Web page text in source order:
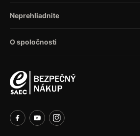
Neprehliadnite
O spoločnosti